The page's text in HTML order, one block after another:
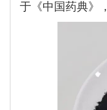
于《中国药典》